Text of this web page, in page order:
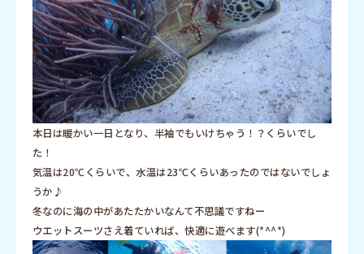
本日は暖かい一日となり、半袖でもいけちゃう！？くらいでし
た！
気温は20℃くらいで、水温は23℃くらいあったのではないでしょ
うか♪
冬なのに海の中があたたかいなんて不思議ですねー
ウエットスーツさえ着ていれば、快適に遊べます(*^^*)